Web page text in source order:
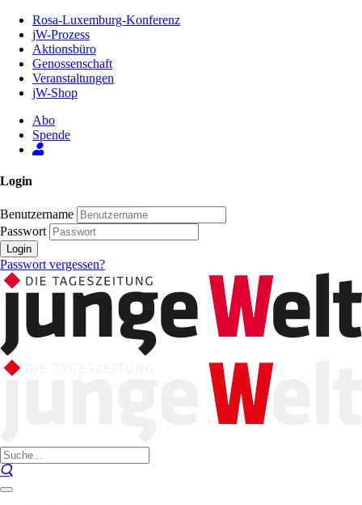
Inhalt
Seite
Rosa-Luxemburg-Konferenz
jW-Prozess
Aktionsbüro
Genossenschaft
Veranstaltungen
jW-Shop
Abo
Spende
Login
Benutzername
Passwort
Login
Passwort vergessen?